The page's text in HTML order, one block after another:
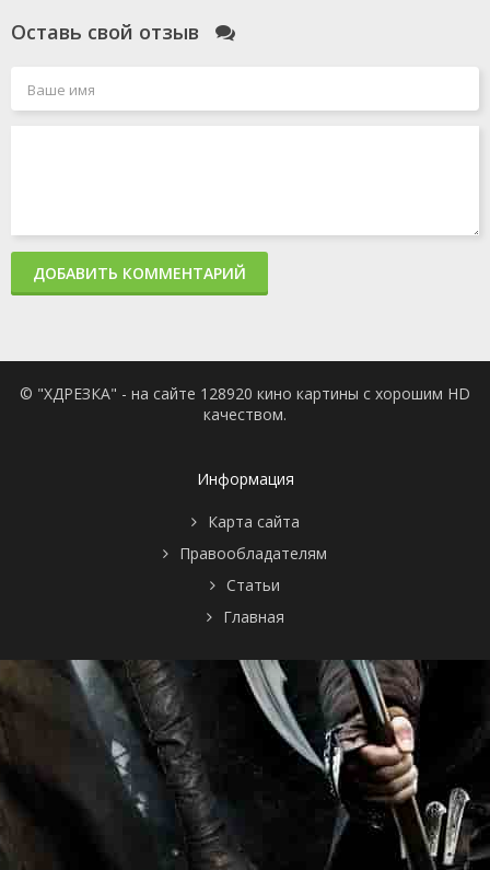
Оставь свой отзыв
ДОБАВИТЬ КОММЕНТАРИЙ
© "ХДРЕЗКА" - на сайте 128920 кино картины с хорошим HD
качеством.
Информация
Карта сайта
Правообладателям
Статьи
Главная